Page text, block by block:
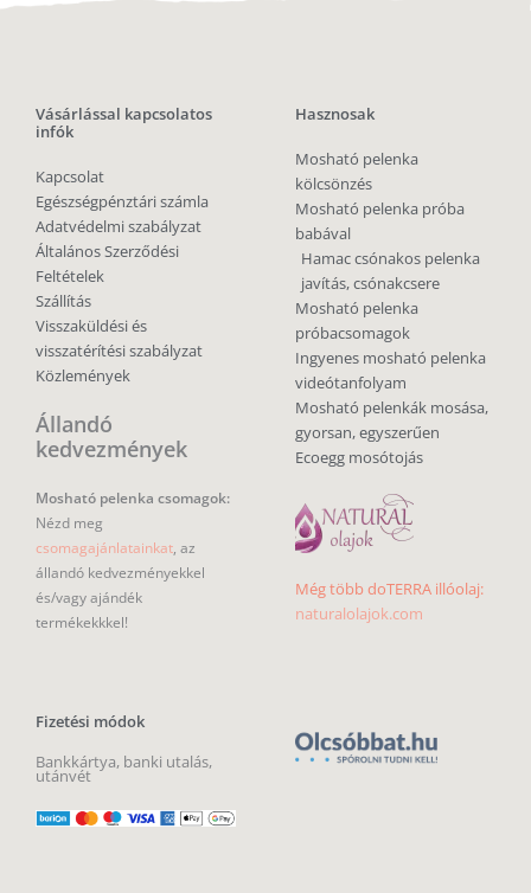
Vásárlással kapcsolatos
infók
Kapcsolat
Egészségpénztári számla
Adatvédelmi szabályzat
Általános Szerződési
Feltételek
Szállítás
Visszaküldési és
visszatérítési szabályzat
Közlemények
Állandó
kedvezmények
Mosható pelenka csomagok:
Nézd meg
csomagajánlatainkat, az
állandó kedvezményekkel
és/vagy ajándék
termékekkkel!
Fizetési módok
Bankkártya, banki utalás,
utánvét
Hasznosak
Mosható pelenka
kölcsönzés
Mosható pelenka próba
babával
Hamac csónakos pelenka
javítás, csónakcsere
Mosható pelenka
próbacsomagok
Ingyenes mosható pelenka
videótanfolyam
Mosható pelenkák mosása,
gyorsan, egyszerűen
Ecoegg mosótojás
Még több doTERRA illóolaj:
naturalolajok.com